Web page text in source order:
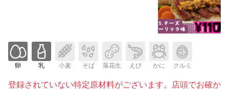
卵 乳 小麦 そば 落花生 えび かに クルミ
登録されていない特定原材料がございます。店頭でお確か